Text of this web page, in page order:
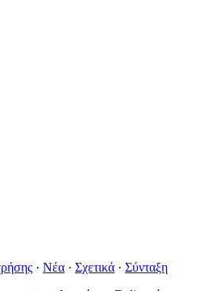
· Νέα · Σχετικά · Σύνταξη